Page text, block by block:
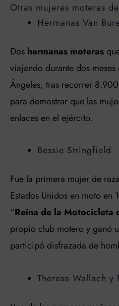
Otras mujeres moteras
Hermanas Van
Dos hermanas moteras
viajando durante dos
Ángeles, tras recorrer
para demostrar que las
enlaces en el ejército.
Bessie Stringfield
Fue la primera mujer de
Estados Unidos en moto en
“Reina de la Motocicleta
propio club motero y ganó
participó disfrazada de
Theresa Wallach y